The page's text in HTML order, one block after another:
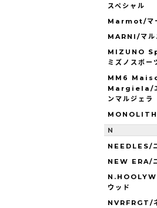
スペシャル
Marmot/マ
MARNI/マル
MIZUNO
ミズノスポー
MM6
Margiela/エ
ンマルジェラ
N
NEEDLES/
NEW ERA/
ウッド
NVRFRGT/